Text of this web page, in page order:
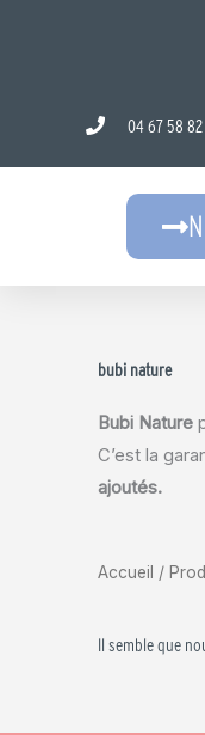
04 67 58 82
bubi nature
Bubi Nature
C’est la
ajoutés.
Accueil /
Il semble que